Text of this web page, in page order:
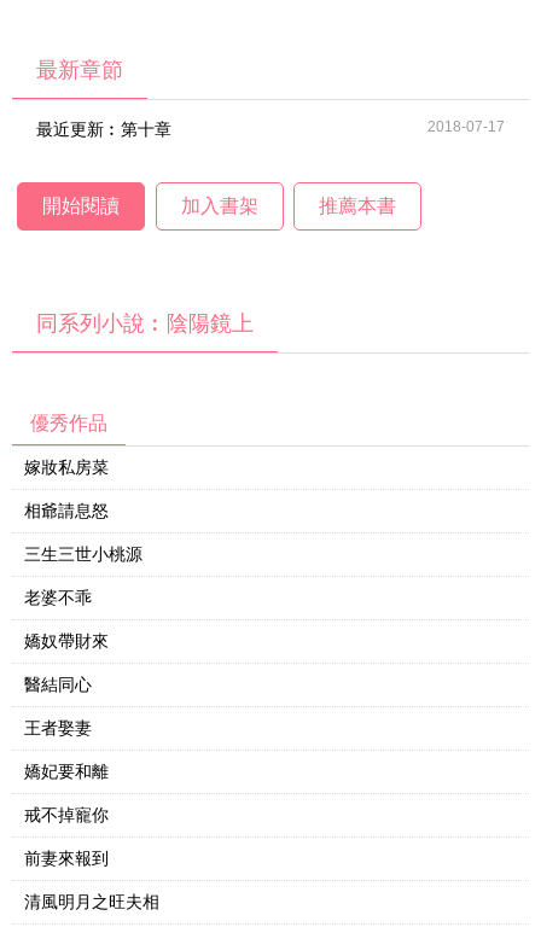
最新章節
最近更新︰ 第十章 2018-07-17
開始閱讀 加入書架 推薦本書
同系列小說︰陰陽鏡上
優秀作品
嫁妝私房菜
相爺請息怒
三生三世小桃源
老婆不乖
嬌奴帶財來
醫結同心
王者娶妻
嬌妃要和離
戒不掉寵你
前妻來報到
清風明月之旺夫相